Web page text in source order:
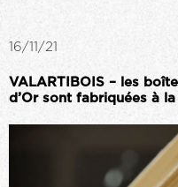
16/11/21
VALARTIBOIS – les
d’Or sont fabriquées à